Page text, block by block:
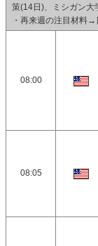
策(14日)、ミシガン大
・再来週の注目材料
08:00
08:05